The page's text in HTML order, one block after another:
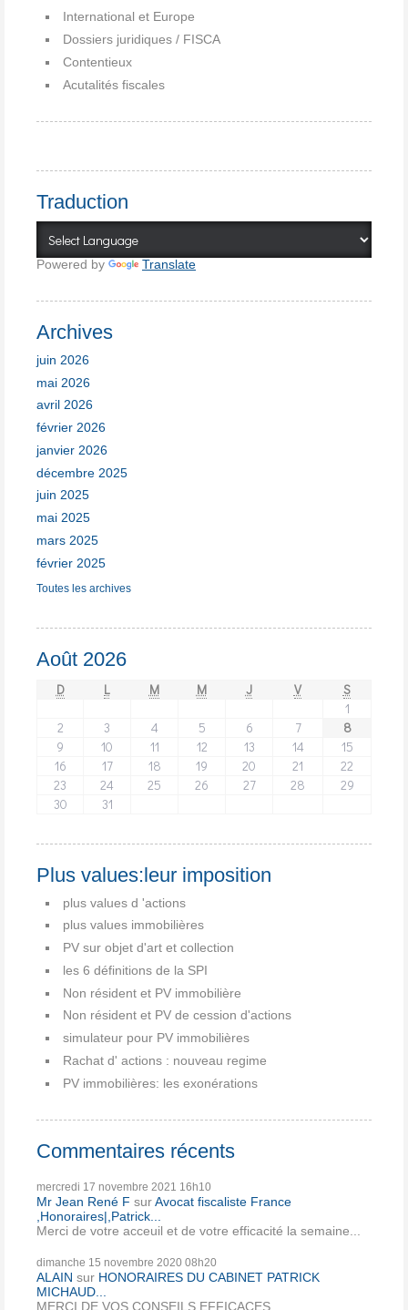
International et Europe
Dossiers juridiques / FISCA
Contentieux
Acutalités fiscales
Traduction
Powered by Translate
Archives
juin 2026
mai 2026
avril 2026
février 2026
janvier 2026
décembre 2025
juin 2025
mai 2025
mars 2025
février 2025
Toutes les archives
Août 2026
D L M M J V
S
1
2
3 4 5 6 7
8
9
10 11 12 13 14
15
16
17 18 19 20 21
22
23
24 25 26 27 28
29
30
31
Plus values:leur imposition
plus values d 'actions
plus values immobilières
PV sur objet d'art et collection
les 6 définitions de la SPI
Non résident et PV immobilière
Non résident et PV de cession d'actions
simulateur pour PV immobilières
Rachat d' actions : nouveau regime
PV immobilières: les exonérations
Commentaires récents
mercredi 17 novembre 2021 16h10
Mr Jean René F surAvocat fiscaliste France
,Honoraires|,Patrick...
Merci de votre acceuil et de votre efficacité la semaine...
dimanche 15 novembre 2020 08h20
ALAIN sur HONORAIRES DU CABINET PATRICK
MICHAUD...
MERCI DE VOS CONSEILS EFFICACES